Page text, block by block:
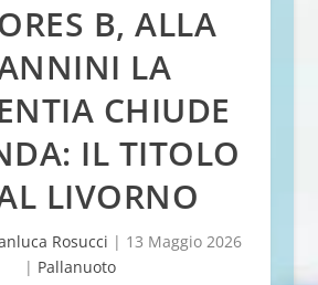
B, ALLA
LA
CHIUDE
IL TITOLO
LIVORNO
Rosucci | 13 Maggio 2026
| Pallanuoto